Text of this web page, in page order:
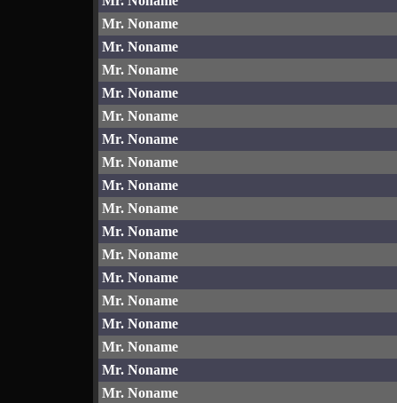
Mr. Noname
Mr. Noname
Mr. Noname
Mr. Noname
Mr. Noname
Mr. Noname
Mr. Noname
Mr. Noname
Mr. Noname
Mr. Noname
Mr. Noname
Mr. Noname
Mr. Noname
Mr. Noname
Mr. Noname
Mr. Noname
Mr. Noname